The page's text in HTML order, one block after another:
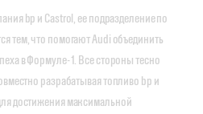
bp и Castrol, ее подразделение по
тем, что помогают Audi объединить
в Формуле-1. Все стороны тесно
разрабатывая топливо bp и
достижения максимальной